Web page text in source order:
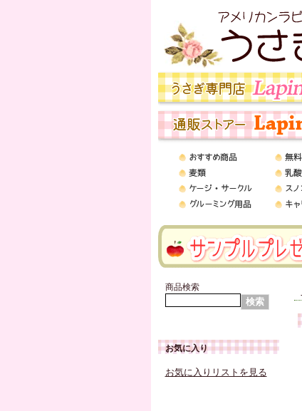
商品検索
お気に入り
お気に入りリストを見る